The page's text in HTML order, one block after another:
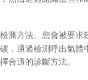
測方法。您會被要
通過檢測呼出氣體
合適的診斷方法。